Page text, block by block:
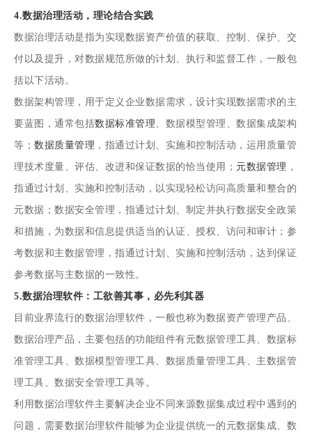
4.数据治理活动，理论结合实践
数据治理活动是指为实现数据资产价值的获取、控制、保护、交
付以及提升，对数据规范所做的计划、执行和监督工作，一般包
括以下活动。
数据架构管理，用于定义企业数据需求，设计实现数据需求的主
要蓝图，通常包括数据标准管理、数据模型管理、数据集成架构
等；数据质量管理 ，指通过计划、实施和控制活动，运用质量管
理技术度量、评估、改进和保证数据的恰当使用； 元数据管理 ，
指通过计划、实施和控制活动，以实现轻松访问高质量和整合的
元数据；数据安全管理，指通过计划、制定并执行数据安全政策
和措施，为数据和信息提供适当的认证、授权、访问和审计；参
考数据和主数据管理，指通过计划、实施和控制活动，达到保证
参考数据与主数据的一致性。
5.数据治理软件：工欲善其事，必先利其器
目前业界流行的数据治理软件，一般也称为数据资产管理产品、
数据治理产品，主要包括的功能组件有元数据管理工具、数据标
准管理工具、数据模型管理工具、数据质量管理工具、主数据管
理工具、数据安全管理工具等。
利用数据治理软件主要解决企业不同来源数据集成过程中遇到的
问题，需要数据治理软件能够为企业提供统一的元数据集成、数